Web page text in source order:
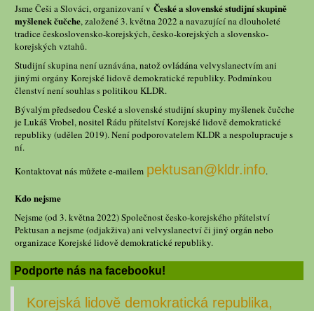
Jsme Češi a Slováci, organizovaní v České a slovenské studijní skupině
myšlenek čučche, založené 3. května 2022 a navazující na dlouholeté
tradice československo-korejských, česko-korejských a slovensko-
korejských vztahů.
Studijní skupina není uznávána, natož ovládána velvyslanectvím ani
jinými orgány Korejské lidově demokratické republiky. Podmínkou
členství není souhlas s politikou KLDR.
Bývalým předsedou České a slovenské studijní skupiny myšlenek čučche
je Lukáš Vrobel, nositel Řádu přátelství Korejské lidově demokratické
republiky (udělen 2019). Není podporovatelem KLDR a nespolupracuje s
ní.
Kontaktovat nás můžete e-mailem pektusan@kldr.info.
Kdo nejsme
Nejsme (od 3. května 2022) Společnost česko-korejského přátelství
Pektusan a nejsme (odjakživa) ani velvyslanectví či jiný orgán nebo
organizace Korejské lidově demokratické republiky.
Podporte nás na facebooku!
Korejská lidově demokratická republika,